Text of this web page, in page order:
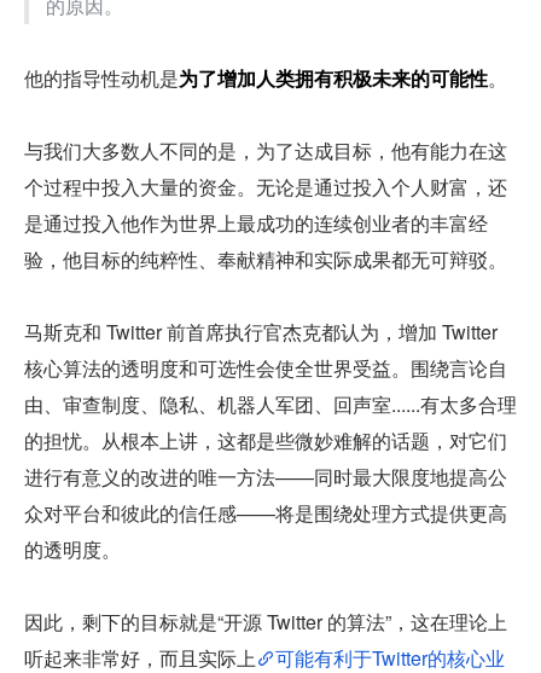
他的指导性动机是为了增加人类拥有积极未来的可能性。
与我们大多数人不同的是，为了达成目标，他有能力在这
个过程中投入大量的资金。无论是通过投入个人财富，还
是通过投入他作为世界上最成功的连续创业者的丰富经
验，他目标的纯粹性、奉献精神和实际成果都无可辩驳。
马斯克和 Twitter 前首席执行官杰克都认为，增加 Twitter
核心算法的透明度和可选性会使全世界受益。围绕言论自
由、审查制度、隐私、机器人军团、回声室......有太多合理
的担忧。从根本上讲，这都是些微妙难解的话题，对它们
进行有意义的改进的唯一方法——同时最大限度地提高公
众对平台和彼此的信任感——将是围绕处理方式提供更高
的透明度。
因此，剩下的目标就是“开源 Twitter 的算法”，这在理论上
听起来非常好，而且实际上
可能有利于Twitter的核心业